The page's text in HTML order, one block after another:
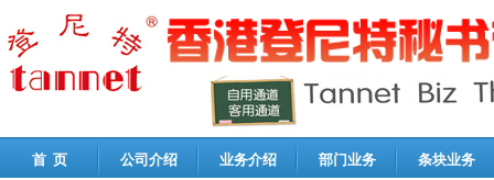
首 页 公司介绍 业务介绍 部门业务 条块业务